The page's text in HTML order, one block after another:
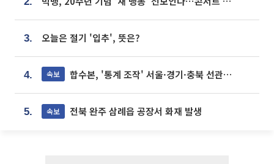
3. 오늘은 절기 '입추', 뜻은?
4. 속보 합수본, '통계 조작' 서울·경기·충북 선관위 등 추가 압수수색
5. 속보 전북 완주 삼례읍 공장서 화재 발생